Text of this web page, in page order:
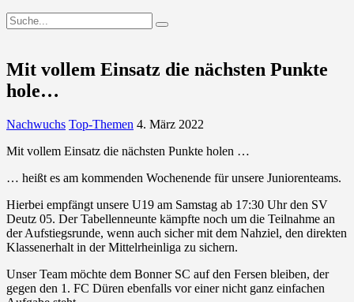
Mit vollem Einsatz die nächsten Punkte
hole…
Nachwuchs Top-Themen 4. März 2022
Mit vollem Einsatz die nächsten Punkte holen …
… heißt es am kommenden Wochenende für unsere Juniorenteams.
Hierbei empfängt unsere U19 am Samstag ab 17:30 Uhr den SV
Deutz 05. Der Tabellenneunte kämpfte noch um die Teilnahme an
der Aufstiegsrunde, wenn auch sicher mit dem Nahziel, den direkten
Klassenerhalt in der Mittelrheinliga zu sichern.
Unser Team möchte dem Bonner SC auf den Fersen bleiben, der
gegen den 1. FC Düren ebenfalls vor einer nicht ganz einfachen